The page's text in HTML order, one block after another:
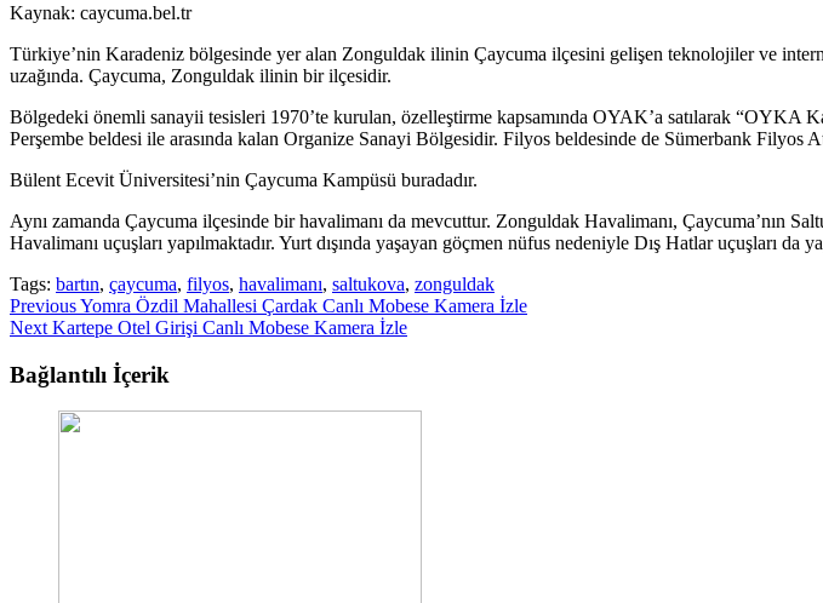
Kaynak: caycuma.bel.tr
Türkiye’nin Karadeniz bölgesinde yer alan Zonguldak ilinin Çaycuma ilçesini gelişen teknolojiler ve
uzağında. Çaycuma, Zonguldak ilinin bir ilçesidir.
Bölgedeki önemli sanayii tesisleri 1970’te kurulan, özelleştirme kapsamında OYAK’a satılarak “OYKA
Perşembe beldesi ile arasında kalan Organize Sanayi Bölgesidir. Filyos beldesinde de Sümerbank Filyos
Bülent Ecevit Üniversitesi’nin Çaycuma Kampüsü buradadır.
Aynı zamanda Çaycuma ilçesinde bir havalimanı da mevcuttur. Zonguldak Havalimanı, Çaycuma’nın
Havalimanı uçuşları yapılmaktadır. Yurt dışında yaşayan göçmen nüfus nedeniyle Dış Hatlar uçuşları da
Tags: bartın, çaycuma, filyos, havalimanı, saltukova, zonguldak
Continue
Reading
PreviousYomra Özdil Mahallesi Çardak Canlı Mobese Kamera İzle
Next Kartepe Otel Girişi Canlı Mobese Kamera İzle
Bağlantılı İçerik